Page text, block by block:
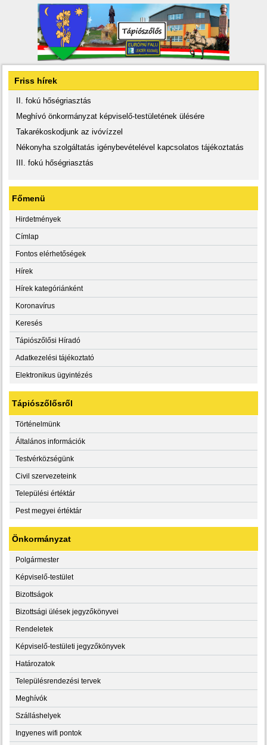
Friss hírek
II. fokú hőségriasztás
Meghívó önkormányzat képviselő-testületének ülésére
Takarékoskodjunk az ivóvízzel
Nékonyha szolgáltatás igénybevételével kapcsolatos tájékoztatás
III. fokú hőségriasztás
Főmenü
Hirdetmények
Címlap
Fontos elérhetőségek
Hírek
Hírek kategóriánként
Koronavírus
Keresés
Tápiószőlősi Híradó
Adatkezelési tájékoztató
Elektronikus ügyintézés
Tápiószőlősről
Történelmünk
Általános információk
Testvérközségünk
Civil szervezeteink
Települési értéktár
Pest megyei értéktár
Önkormányzat
Polgármester
Képviselő-testület
Bizottságok
Bizottsági ülések jegyzőkönyvei
Rendeletek
Képviselő-testületi jegyzőkönyvek
Határozatok
Településrendezési tervek
Meghívók
Szálláshelyek
Ingyenes wifi pontok